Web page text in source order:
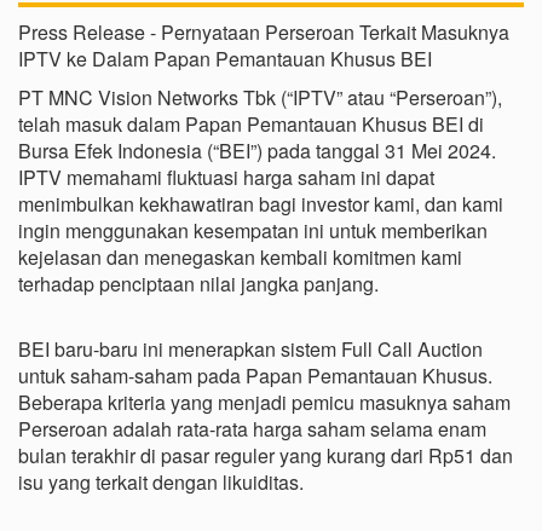
Press Release - Pernyataan Perseroan Terkait Masuknya
IPTV ke Dalam Papan Pemantauan Khusus BEI
PT MNC Vision Networks Tbk (“IPTV” atau “Perseroan”),
telah masuk dalam Papan Pemantauan Khusus BEI di
Bursa Efek Indonesia (“BEI”) pada tanggal 31 Mei 2024.
IPTV memahami fluktuasi harga saham ini dapat
menimbulkan kekhawatiran bagi investor kami, dan kami
ingin menggunakan kesempatan ini untuk memberikan
kejelasan dan menegaskan kembali komitmen kami
terhadap penciptaan nilai jangka panjang.
BEI baru-baru ini menerapkan sistem Full Call Auction
untuk saham-saham pada Papan Pemantauan Khusus.
Beberapa kriteria yang menjadi pemicu masuknya saham
Perseroan adalah rata-rata harga saham selama enam
bulan terakhir di pasar reguler yang kurang dari Rp51 dan
isu yang terkait dengan likuiditas.